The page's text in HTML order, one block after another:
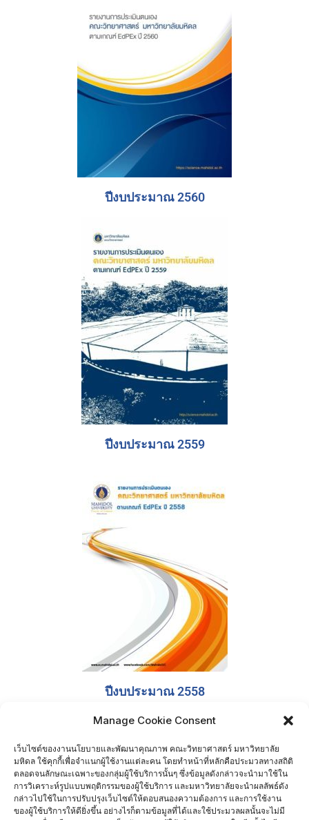
Manage Cookie Consent
เว็บไซต์ของงานนโยบายและพัฒนาคุณภาพ คณะวิทยาศาสตร์ มหาวิทยาลัย
มหิดล ใช้คุกกี้เพื่อจำแนกผู้ใช้งานแต่ละคน โดยทำหน้าที่หลักคือประมวลทางสถิติ
ตลอดจนลักษณะเฉพาะของกลุ่มผู้ใช้บริการนั้นๆ ซึ่งข้อมูลดังกล่าวจะนำมาใช้ใน
การวิเคราะห์รูปแบบพฤติกรรมของผู้ใช้บริการ และมหาวิทยาลัยจะนำผลลัพธ์ดัง
กล่าวไปใช้ในการปรับปรุงเว็บไซต์ให้ตอบสนองความต้องการ และการใช้งาน
ของผู้ใช้บริการให้ดียิ่งขึ้น อย่างไรก็ตามข้อมูลที่ได้และใช้ประมวลผลนั้นจะไม่มี
ปีงบประมาณ 2560
ปีงบประมาณ 2559
ปีงบประมาณ 2558
ลิงก์ที่เกี่ยวข้อง
การอบรมเชิงปฏิบัติการเพื่อเตรียมความพร้อมประธานและกรรมการผู้
ตรวจประเมินตามเกณฑ์ EdPEx ประจำปีงบประมาณ 2561